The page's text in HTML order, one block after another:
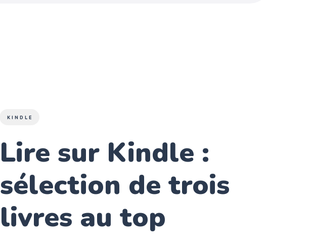
KINDLE
Lire sur Kindle :
sélection de trois
livres au top